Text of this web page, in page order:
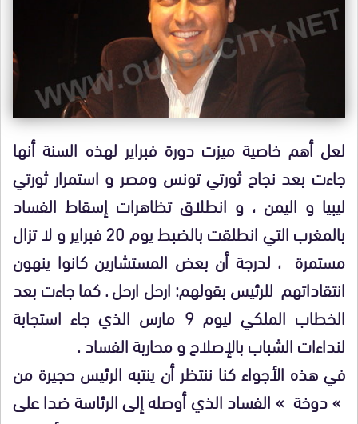
لعل أهم خاصية ميزت دورة فبراير لهذه السنة أنها
جاءت بعد نجاح ثورتي تونس ومصر و استمرار ثورتي
ليبيا و اليمن ، و انطلاق تظاهرات إسقاط الفساد
بالمغرب التي انطلقت بالضبط يوم 20 فبراير و لا تزال
مستمرة ، لدرجة أن بعض المستشارين كانوا ينهون
انتقاداتهم للرئيس بقولهم: ارحل ارحل . كما جاءت بعد
الخطاب الملكي ليوم 9 مارس الذي جاء استجابة
لنداءات الشباب بالإصلاح و محاربة الفساد .
في هذه الأجواء كنا ننتظر أن ينتبه الرئيس حجيرة من
» دوخة » الفساد الذي أوصله إلى الرئاسة ضدا على